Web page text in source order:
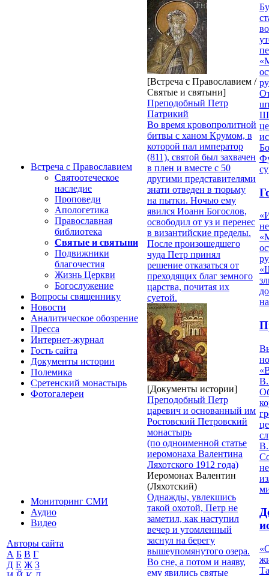
Встреча с Православием
Святоотеческое
наследие
Проповеди
Апологетика
Православная
библиотека
Святые и святыни
Подвижники
благочестия
Жизнь Церкви
Богослужение
Вопросы священнику
Новости
Аналитическое обозрение
Пресса
Интернет-журнал
Гость сайта
Документы истории
Полемика
Сретенский монастырь
Фотогалереи
Мониторинг СМИ
Аудио
Видео
Авторы сайта
А Б В Г
Д Е Ж З
[Встреча с Православием /
Святые и святыни]
Преподобный Петр
Патрикий
Во время кровопролитной
битвы с ханом Крумом, в
которой пал император
(811), святой был захвачен
в плен и вместе с 50
другими представителями
знати отведен в тюрьму
на пытки. Ночью ему
явился Иоанн Богослов,
освободил от уз и перенес
в византийские пределы.
После произошедшего
чуда Петр принял
решение отказаться от
преходящих благ земного
царства, почитая их
суетой.
[Документы истории]
Преподобный Петр
царевич и основанный им
Ростовский Петровский
монастырь
(по одноименной статье
иеромонаха Валентина
Ляхотского 1912 года)
Иеромонах Валентин
(Ляхотский)
Однажды, увлекшись
такой охотой, Петр не
заметил, как наступил
вечер и утомленный
заснул на берегу
вышеупомянутого озера.
Во сне, а потом и наяву,
ему явились святые